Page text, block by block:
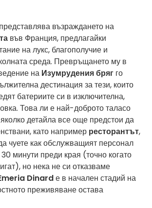
представлява възраждането на
във Франция, предлагайки
на лукс, благополучие и
среда. Превръщането му в
на Изумрудения бряг го
дестинация за тези, които
батериите си в изключителна,
Това ли е най-доброто таласо
детайла все още предстои да
като например ресторантът,
чуете как обслужващият персонал
минути преди края (точно когато
но нека не си отказваме
Dinardе в начален стадий на
преживяване остава